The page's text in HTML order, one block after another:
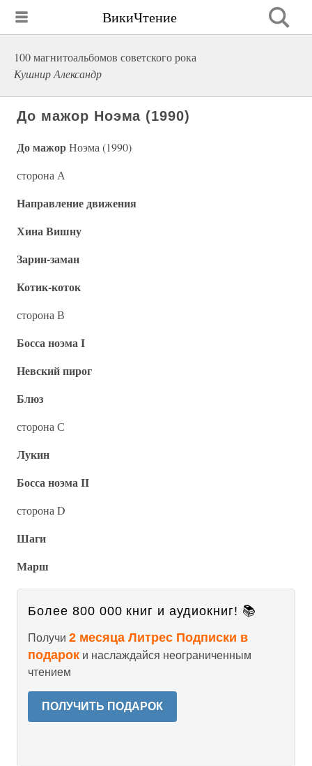
ВикиЧтение
100 магнитоальбомов советского рока
Кушнир Александр
До мажор Ноэма (1990)
До мажорНоэма (1990)
сторона А
Направление движения
Хина Вишну
Зарин-заман
Котик-коток
сторона В
Босса ноэма I
Невский пирог
Блюз
сторона С
Лукин
Босса ноэма II
сторона D
Шаги
Марш
Более 800 000 книг и аудиокниг! 📚
Получи 2 месяца Литрес Подписки в
подарок и наслаждайся неограниченным
чтением
ПОЛУЧИТЬ ПОДАРОК